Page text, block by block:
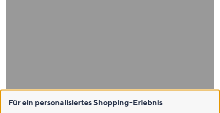
Für ein personalisiertes Shopping-Erlebnis